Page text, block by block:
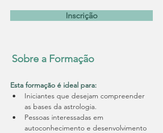
Inscrição
Sobre a Formação
Esta formação é ideal para:
Iniciantes que desejam compreender
as bases da astrologia.
﻿﻿Pessoas interessadas em
autoconhecimento e desenvolvimento